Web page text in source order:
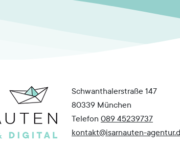
Schwanthalerstraße 147
80339 München
Telefon 089 45239737
kontakt@isarnauten-